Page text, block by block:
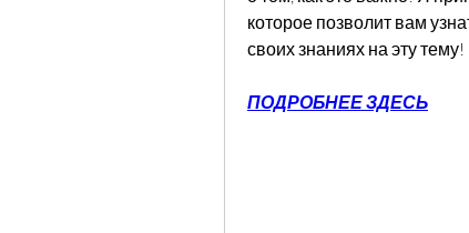
которое позволит вам
своих знаниях на эту
ПОДРОБНЕЕ ЗДЕСЬ